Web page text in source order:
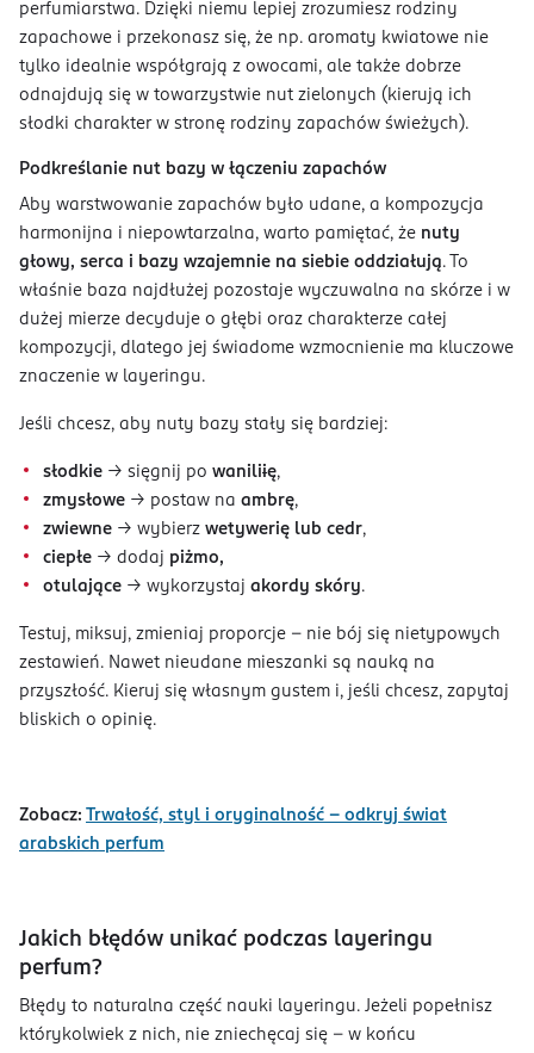
perfumiarstwa. Dzięki niemu lepiej zrozumiesz rodziny
zapachowe i przekonasz się, że np. aromaty kwiatowe nie
tylko idealnie współgrają z owocami, ale także dobrze
odnajdują się w towarzystwie nut zielonych (kierują ich
słodki charakter w stronę rodziny zapachów świeżych).
Podkreślanie nut bazy w łączeniu zapachów
Aby warstwowanie zapachów było udane, a kompozycja
harmonijna i niepowtarzalna, warto pamiętać, że nuty
głowy, serca i bazy wzajemnie na siebie oddziałują. To
właśnie baza najdłużej pozostaje wyczuwalna na skórze i w
dużej mierze decyduje o głębi oraz charakterze całej
kompozycji, dlatego jej świadome wzmocnienie ma kluczowe
znaczenie w layeringu.
Jeśli chcesz, aby nuty bazy stały się bardziej:
słodkie → sięgnij po waniliię,
zmysłowe → postaw na ambrę,
zwiewne → wybierz wetywerię lub cedr,
ciepłe → dodaj piżmo,
otulające → wykorzystaj akordy skóry.
Testuj, miksuj, zmieniaj proporcje – nie bój się nietypowych
zestawień. Nawet nieudane mieszanki są nauką na
przyszłość. Kieruj się własnym gustem i, jeśli chcesz, zapytaj
bliskich o opinię.
Zobacz:
Trwałość, styl i oryginalność – odkryj świat
arabskich perfum
Jakich błędów unikać podczas layeringu
perfum?
Błędy to naturalna część nauki layeringu. Jeżeli popełnisz
którykolwiek z nich, nie zniechęcaj się – w końcu